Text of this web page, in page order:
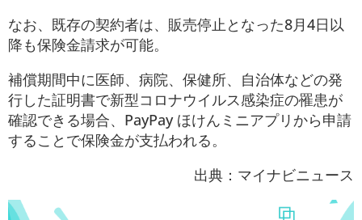
なお、既存の契約者は、販売停止となった8月4日以
降も保険金請求が可能。
補償期間中に医師、病院、保健所、自治体などの発
行した証明書で新型コロナウイルス感染症の罹患が
確認できる場合、PayPay ほけんミニアプリから申請
することで保険金が支払われる。
出典：マイナビニュース